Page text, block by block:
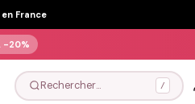
en France
-20%
Rechercher… /